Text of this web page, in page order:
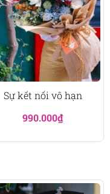
Sự kết nối vô hạn
990.000₫